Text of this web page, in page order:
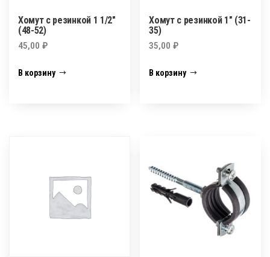
Хомут с резинкой 1 1/2″
(48-52)
45,00 ₽
В корзину
Хомут с резинкой 1″ (31-
35)
35,00₽
В корзину